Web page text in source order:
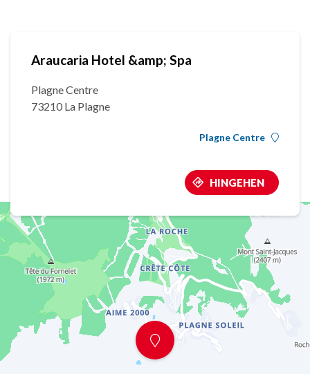
Araucaria Hotel &amp; Spa
Plagne Centre
73210 La Plagne
Plagne Centre
HINGEHEN